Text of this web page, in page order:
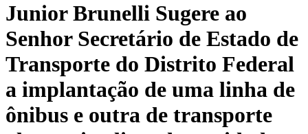
Junior Brunelli Sugere ao
Senhor Secretário de Estado de
Transporte do Distrito Federal
a implantação de uma linha de
ônibus e outra de transporte